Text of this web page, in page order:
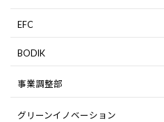
EFC
BODIK
事業調整部
グリーンイノベーション